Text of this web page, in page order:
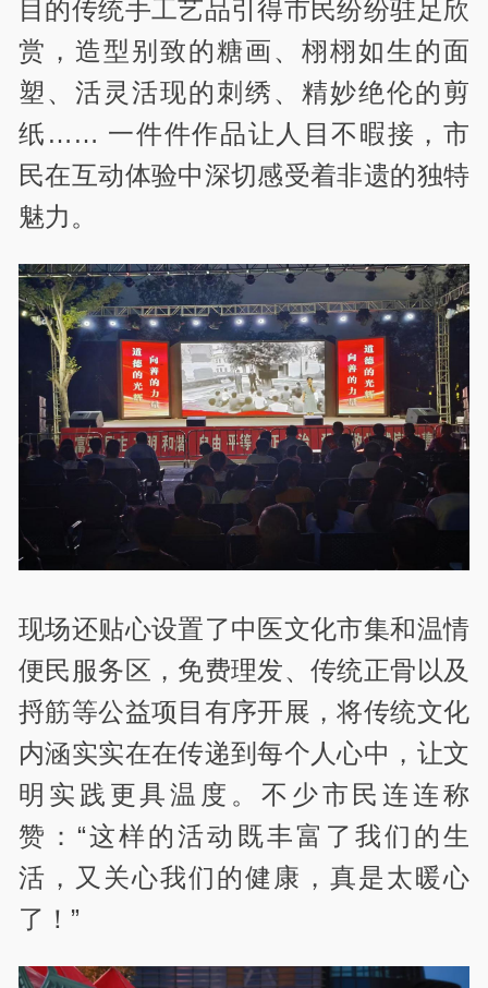
目的传统手工艺品引得市民纷纷驻足欣
赏，造型别致的糖画、栩栩如生的面
塑、活灵活现的刺绣、精妙绝伦的剪
纸…… 一件件作品让人目不暇接，市
民在互动体验中深切感受着非遗的独特
魅力。
现场还贴心设置了中医文化市集和温情
便民服务区，免费理发、传统正骨以及
捋筋等公益项目有序开展，将传统文化
内涵实实在在传递到每个人心中，让文
明实践更具温度。不少市民连连称
赞：“这样的活动既丰富了我们的生
活，又关心我们的健康，真是太暖心
了！”